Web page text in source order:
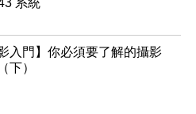
影入門】你必須要了解的攝影
下）